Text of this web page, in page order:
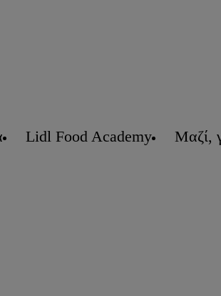
Lidl Food Academy Μαζί,